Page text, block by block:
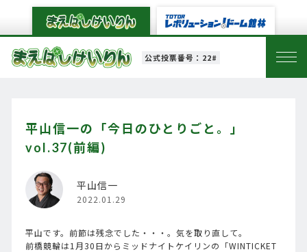
公式投票番号：22#
平山信一の「今日のひとりごと。」
vol.37(前編)
平山信一
2022.01.29
平山です。前節は残念でした・・・。気を取り直して。
前橋競輪は1月30日からミッドナイトケイリンの「WINTICKET